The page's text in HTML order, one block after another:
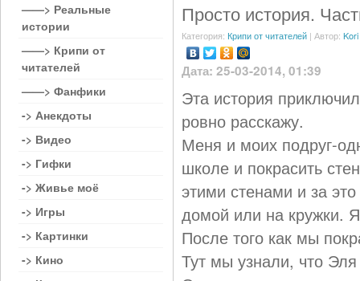
Просто история.
Категория: Крипи от читателей | Автор: Kori
Дата: 25-03-2014, 01:39
Эта история
ровно расскажу.
Меня и моих подруг-
школе и покрасить
этими стенами и за
домой или на кружки.
После того как мы
Тут мы узнали, что
——> Реальные
истории
——> Крипи от
читателей
——> Фанфики
-> Анекдоты
-> Видео
-> Гифки
-> Живье моё
-> Игры
-> Картинки
-> Кино